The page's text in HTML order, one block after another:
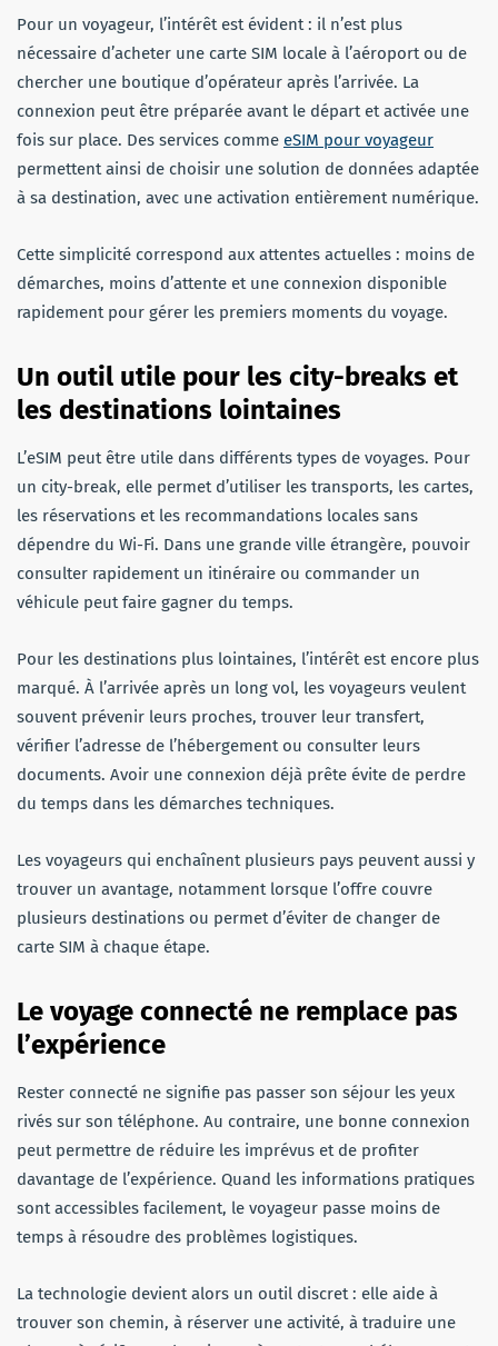
Pour un voyageur, l’intérêt est évident : il n’est plus
nécessaire d’acheter une carte SIM locale à l’aéroport ou de
chercher une boutique d’opérateur après l’arrivée. La
connexion peut être préparée avant le départ et activée une
fois sur place. Des services comme eSIM pour voyageur
permettent ainsi de choisir une solution de données adaptée
à sa destination, avec une activation entièrement numérique.
Cette simplicité correspond aux attentes actuelles : moins de
démarches, moins d’attente et une connexion disponible
rapidement pour gérer les premiers moments du voyage.
Un outil utile pour les city-breaks et
les destinations lointaines
L’eSIM peut être utile dans différents types de voyages. Pour
un city-break, elle permet d’utiliser les transports, les cartes,
les réservations et les recommandations locales sans
dépendre du Wi-Fi. Dans une grande ville étrangère, pouvoir
consulter rapidement un itinéraire ou commander un
véhicule peut faire gagner du temps.
Pour les destinations plus lointaines, l’intérêt est encore plus
marqué. À l’arrivée après un long vol, les voyageurs veulent
souvent prévenir leurs proches, trouver leur transfert,
vérifier l’adresse de l’hébergement ou consulter leurs
documents. Avoir une connexion déjà prête évite de perdre
du temps dans les démarches techniques.
Les voyageurs qui enchaînent plusieurs pays peuvent aussi y
trouver un avantage, notamment lorsque l’offre couvre
plusieurs destinations ou permet d’éviter de changer de
carte SIM à chaque étape.
Le voyage connecté ne remplace pas
l’expérience
Rester connecté ne signifie pas passer son séjour les yeux
rivés sur son téléphone. Au contraire, une bonne connexion
peut permettre de réduire les imprévus et de profiter
davantage de l’expérience. Quand les informations pratiques
sont accessibles facilement, le voyageur passe moins de
temps à résoudre des problèmes logistiques.
La technologie devient alors un outil discret : elle aide à
trouver son chemin, à réserver une activité, à traduire une